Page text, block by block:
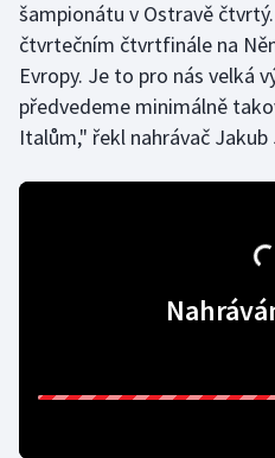
Judo
Krasobruslení
Lezení
Lyže a snowboard
šampionátu v Ostravě
čtvrtečním čtvrtfinále na
Evropy. Je to pro nás velká
předvedeme minimálně
Italům," řekl nahrávač Jakub